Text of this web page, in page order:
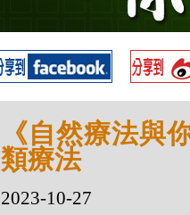
《自然療法與
類療法
2023-10-27